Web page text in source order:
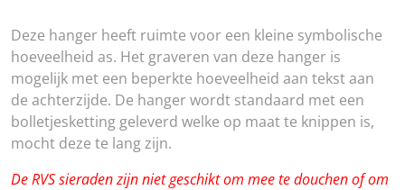
Deze hanger heeft ruimte voor een kleine symbolische
hoeveelheid as. Het graveren van deze hanger is
mogelijk met een beperkte hoeveelheid aan tekst aan
de achterzijde. De hanger wordt standaard met een
bolletjesketting geleverd welke op maat te knippen is,
mocht deze te lang zijn.
De RVS sieraden zijn niet geschikt om mee te douchen of om